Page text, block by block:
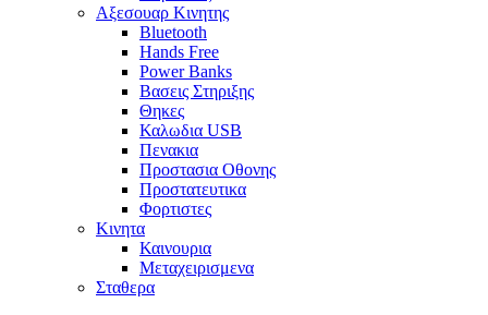
Αξεσουαρ Κινητης
Bluetooth
Hands Free
Power Banks
Βασεις Στηριξης
Θηκες
Καλωδια USB
Πενακια
Προστασια Οθονης
Προστατευτικα
Φορτιστες
Κινητα
Καινουρια
Μεταχειρισμενα
Σταθερα